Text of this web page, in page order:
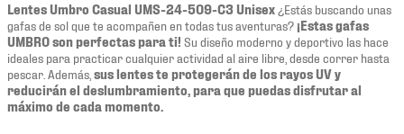
Lentes Umbro Casual UMS-24-509-C3 Unisex ¿Estás buscando unas
gafas de sol que te acompañen en todas tus aventuras?¡Estas gafas
UMBRO son perfectas para ti! Su diseño moderno y deportivo las hace
ideales para practicar cualquier actividad al aire libre, desde correr hasta
pescar. Además, sus lentes te protegerán de los rayos UV y
reducirán el deslumbramiento, para que puedas disfrutar al
máximo de cada momento.